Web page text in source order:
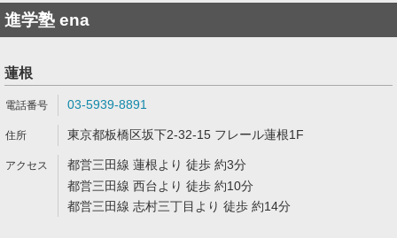
進学塾 ena
蓮根
03-5939-8891
東京都板橋区坂下2-32-15 フレール蓮根1F
都営三田線 蓮根より 徒歩 約3分
都営三田線 西台より 徒歩 約10分
都営三田線 志村三丁目より 徒歩 約14分